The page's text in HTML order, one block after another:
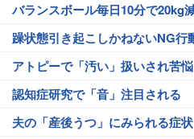
バランスボール毎日10分で20kg
躁状態引き起こしかねないNG行
アトピーで「汚い」扱いされ苦悩
認知症研究で「音」注目される
夫の「産後うつ」にみられる症状